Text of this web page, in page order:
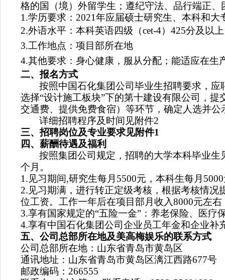
格的国（境）外留学生；遵纪守法、品行端正
1.学历要求： 2021年应届硕士研究生、本科和大
2.外语水平：本科英语四级（cet-4） 425分及以
3.工作地点：项目部所在地
4.其他要求：身心健康，服从分配；能适应在生
二、报名方式
按照中国石化集团公司毕业生招聘要求，应
选择“设计施工板块”下的第十建设有限公司，
交通费、提供免费食宿）等环节，确定人选并
详细招聘程序及时间见附件2
三、招聘岗位及专业要求见附件1
四、薪酬待遇及福利
按照集团公司规定，招聘的大学本科毕业
个月。
1. 见习期间,研究生每月 5500元，本科生每月 5000
2. 见习期满，进行转正定级考核，根据考核情
位工资。工作一年后在项目部月收入8000元左右
3.享有国家规定的“五险一金”：养老保险、医
4.享有中国石化集团公司企业员工年金和企业补
五、公司总部所在地及美高梅娱乐的联系方式
公司总部所在地：山东省青岛市黄岛区
通讯地址：山东省青岛市黄岛区漓江西路677
邮政编码： 266555